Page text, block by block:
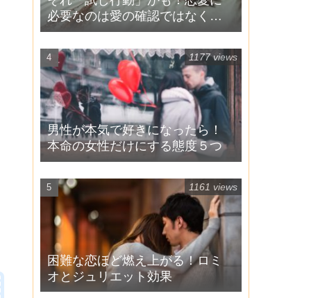
必要なのは愛の確認ではなく自
信！
男性が本気で好きになったら！
本命の女性だけにする態度５つ
1177 views
困難な恋ほど燃え上がる！ロミ
オとジュリエット効果
1161 views